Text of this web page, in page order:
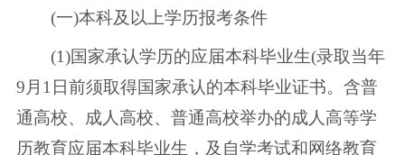
(一)本科及以上学历报考条件
(1)国家承认学历的应届本科毕业生(录取当年
9月1日前须取得国家承认的本科毕业证书。含普
通高校、成人高校、普通高校举办的成人高等学
历教育应届本科毕业生，及自学考试和网络教育